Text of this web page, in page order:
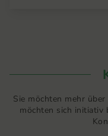
Sie möchten mehr über
möchten sich initiativ